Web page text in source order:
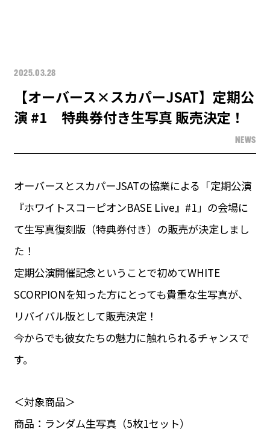
2025.03.28
【オーバース×スカパーJSAT】定期公
演 #1 特典券付き生写真 販売決定！
NEWS
オーバースとスカパーJSATの協業による「定期公演
『ホワイトスコーピオンBASE Live』#1」の会場に
て生写真復刻版（特典券付き）の販売が決定しまし
た！
定期公演開催記念ということで初めてWHITE
SCORPIONを知った方にとっても貴重な生写真が、
リバイバル版として販売決定！
今からでも彼女たちの魅力に触れられるチャンスで
す。
＜対象商品＞
商品：ランダム生写真（5枚1セット）